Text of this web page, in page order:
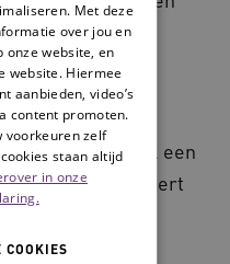
kan ook een
betekenis verwatert
gevaar van
de loer. Voor
Met deze
over jou en
onze website, en
website. Hiermee
aanbieden, video’s
content promoten.
voorkeuren zelf
staan altijd
in onze